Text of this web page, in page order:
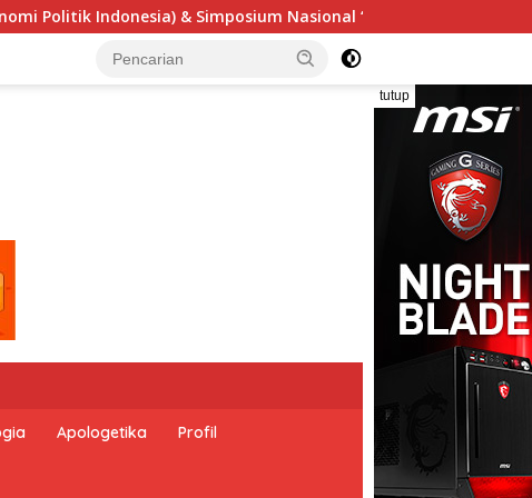
Undang-Undang Perekonomian Nasional dan
tutup
Apologetika Profil